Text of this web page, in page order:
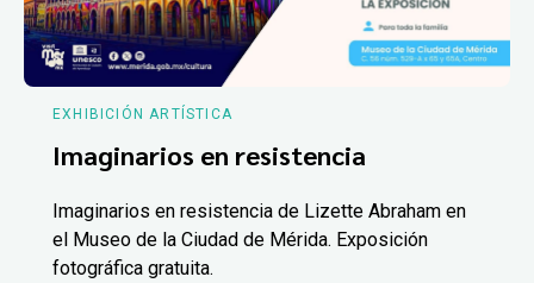
EXHIBICIÓN ARTÍSTICA
Imaginarios en resistencia
Imaginarios en resistencia de Lizette Abraham en
el Museo de la Ciudad de Mérida. Exposición
fotográfica gratuita.